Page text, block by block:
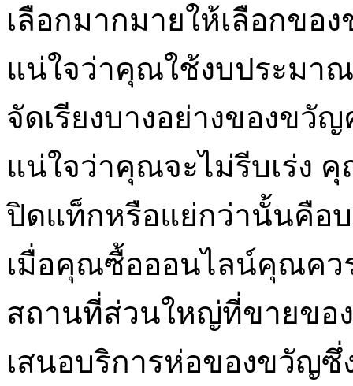
เลือกมากมายให้เลือกขอ
แน่ใจว่าคุณใช้งบประมา
จัดเรียงบางอย่างของขวั
แน่ใจว่าคุณจะไม่รีบเร่ง
ปิดแท็กหรือแย่กว่านั้นคือบ
เมื่อคุณซื้อออนไลน์คุณคว
สถานที่ส่วนใหญ่ที่ขายขอ
เสนอบริการห่อของขวัญ